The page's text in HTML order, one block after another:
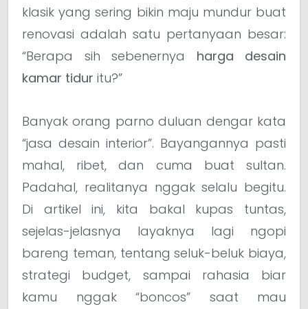
klasik yang sering bikin maju mundur buat
renovasi adalah satu pertanyaan besar:
“Berapa sih sebenernya harga desain
kamar tidur itu?”
Banyak orang parno duluan dengar kata
“jasa desain interior”. Bayangannya pasti
mahal, ribet, dan cuma buat sultan.
Padahal, realitanya nggak selalu begitu.
Di artikel ini, kita bakal kupas tuntas,
sejelas-jelasnya layaknya lagi ngopi
bareng teman, tentang seluk-beluk biaya,
strategi budget, sampai rahasia biar
kamu nggak “boncos” saat mau